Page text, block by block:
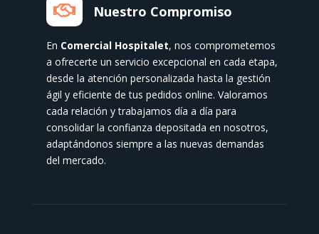
 Nuestro Compromiso
En Comercial Hospitalet, nos comprometemos
a ofrecerte un servicio excepcional en cada etapa,
desde la atención personalizada hasta la gestión
ágil y eficiente de tus pedidos online. Valoramos
cada relación y trabajamos día a día para
consolidar la confianza depositada en nosotros,
adaptándonos siempre a las nuevas demandas
del mercado.